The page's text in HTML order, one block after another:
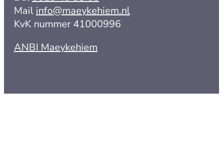
Mail info@maeykehiem.nl
KvK nummer 41000996
ANBI Maeykehiem